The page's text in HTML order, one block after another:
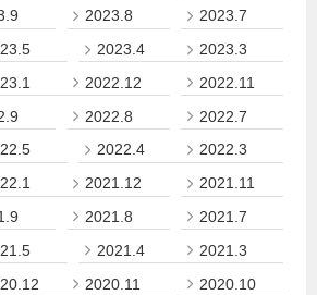
2023.8
2023.7
2023.4
2023.3
2022.12
2022.11
2022.8
2022.7
2022.4
2022.3
2021.12
2021.11
2021.8
2021.7
2021.4
2021.3
2020.11
2020.10